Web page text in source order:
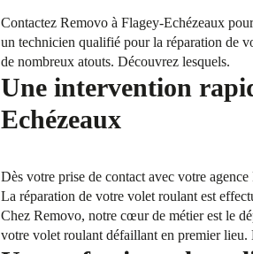
Contactez Removo à Flagey-Echézeaux
un technicien qualifié pour la réparation de
de nombreux atouts. Découvrez lesquels.
Une intervention
Echézeaux
Dès votre prise de contact avec votre
La réparation de votre volet roulant est
Chez Removo, notre cœur de métier est le
votre volet roulant défaillant en premier lieu.